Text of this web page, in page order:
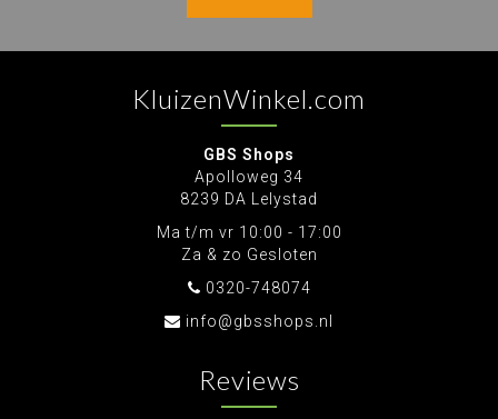
KluizenWinkel.com
GBS Shops
Apolloweg 34
8239 DA Lelystad
Ma t/m vr 10:00 - 17:00
Za & zo Gesloten
0320-748074
info@gbsshops.nl
Reviews